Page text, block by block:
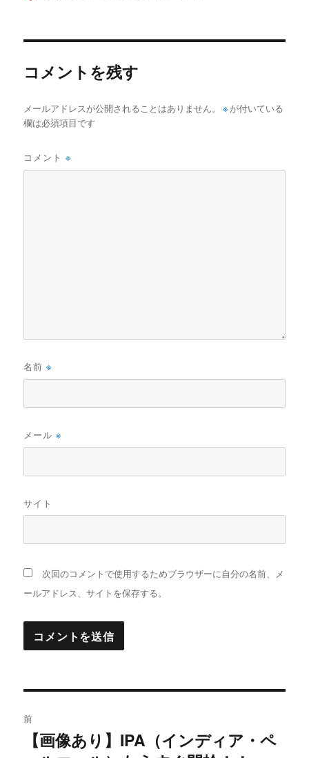
コメントを残す
メールアドレスが公開されることはありません。 ※ が付いている
欄は必須項目です
コメント※
名前※
メール※
サイト
次回のコメントで使用するためブラウザーに自分の名前、メ
ールアドレス、サイトを保存する。
稿
前
【画像あり】IPA（インディア・ペ